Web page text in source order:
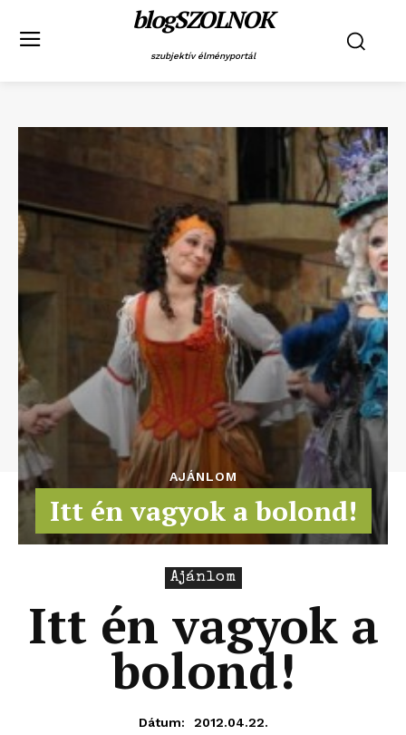
blogSZOLNOK
szubjektív élményportál
AJÁNLOM
Itt én vagyok a bolond!
Ajánlom
Itt én vagyok a
bolond!
Dátum: 2012.04.22.